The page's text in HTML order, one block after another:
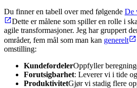
Du finner en tabell over med følgende De
Dette er målene som spiller en rolle i
agile transformasjoner. Jeg har gruppert
områder, fem mål som man kan generelt
omstilling:
KundefordelerOppfyller
Forutsigbarhet: Leverer vi i tide
ProduktivitetGjør vi stadig flere